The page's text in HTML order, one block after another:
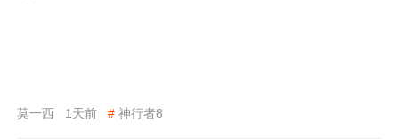
莫一西 1天前 # 神行者8